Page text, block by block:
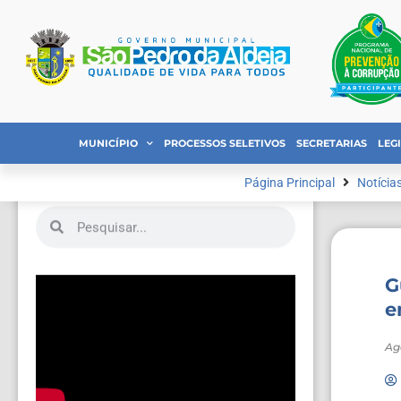
MUNICÍPIO PROCESSOS SELETIVOS SECRETARIAS
Página Principal